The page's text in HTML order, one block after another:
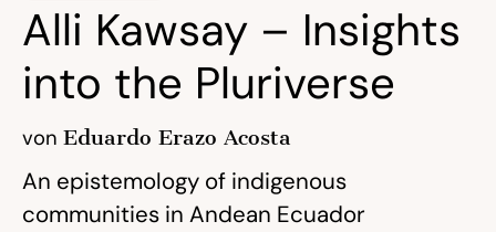
Alli Kawsay – Insights
into the Pluriverse
von Eduardo Erazo Acosta
An epistemology of indigenous
communities in Andean Ecuador